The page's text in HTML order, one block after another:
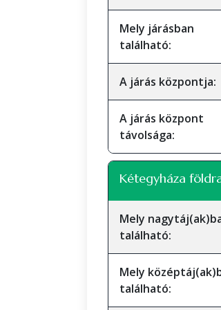
Mely járásban
található:
A járás központja:
A járás központ
távolsága:
Kétegyháza
Mely
található:
Mely
található: